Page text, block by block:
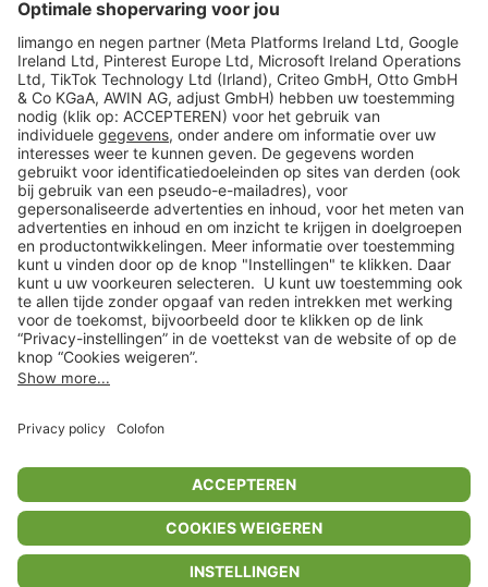
limango
Veilig winkelen
Klantenservice
Shop
Acties
limango.de limango.pl
** Alle prijsopgaven zijn inclusief belasting en exclusief verzendkosten
ᵃ Bij een minimale bestelwaarde van €15.